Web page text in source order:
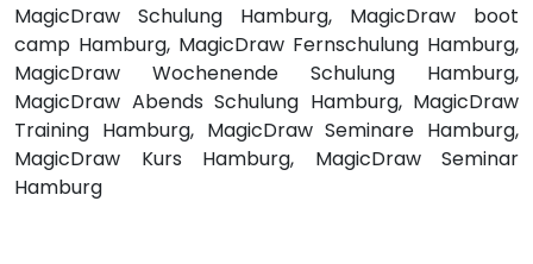
MagicDraw Schulung Hamburg, MagicDraw boot
camp Hamburg, MagicDraw Fernschulung Hamburg,
MagicDraw Wochenende Schulung Hamburg,
MagicDraw Abends Schulung Hamburg, MagicDraw
Training Hamburg, MagicDraw Seminare Hamburg,
MagicDraw Kurs Hamburg, MagicDraw Seminar
Hamburg